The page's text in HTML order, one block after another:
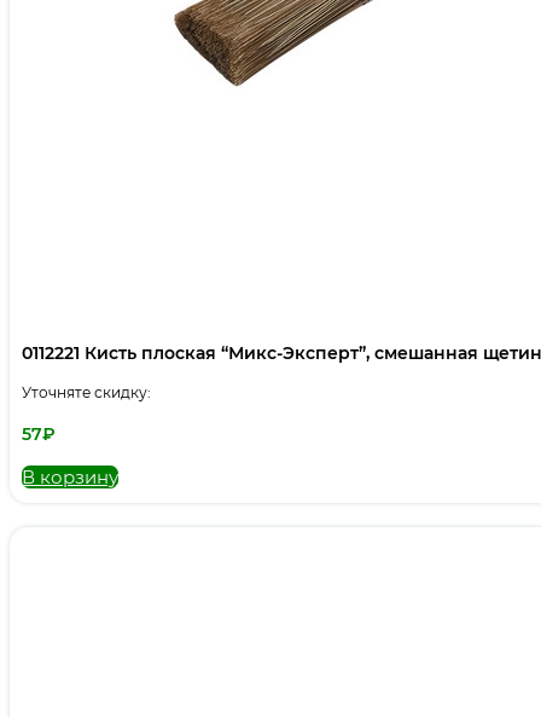
0112221 Кисть плоская “Микс-Эксперт”, смешанная
Уточняте скидку:
57₽
В корзину